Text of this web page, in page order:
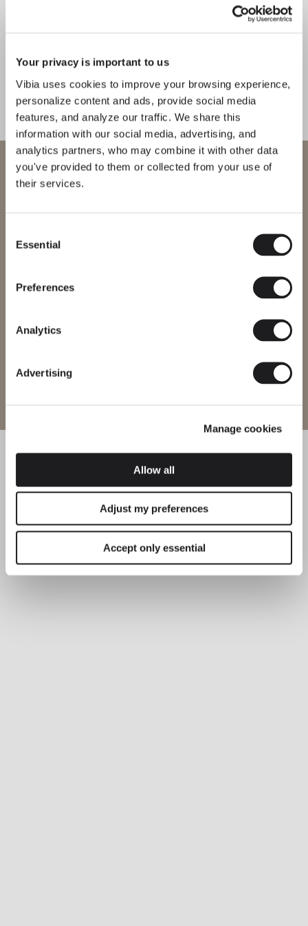
Your privacy is important to us
Vibia uses cookies to improve your browsing experience,
personalize content and ads, provide social media
features, and analyze our traffic. We share this
information with our social media, advertising, and
analytics partners, who may combine it with other data
you've provided to them or collected from your use of
their services.
Selection
Essential
Preferences
Analytics
Advertising
Manage cookies
Allow all
Adjust my preferences
Accept only essential
RENCONTRER LE DESIGNER
Arik Levy
"Des volumes qui organisent la
lumière dans l’espace, créant des
compositions où la géométrie et la
lumière se rencontrent." — Arik Levy
Découvrez-en plus sur Structural et toutes nos collections. Tout lire
Un nouveau langage luminaire: La collection Structural par
Bienvenue chez Vibia
Veuillez sélectionner le site web correspondant à votre région afin
certifications de sécurité locales. Notez que certains produits
peuvent ne pas être disponibles dans toutes les régions.